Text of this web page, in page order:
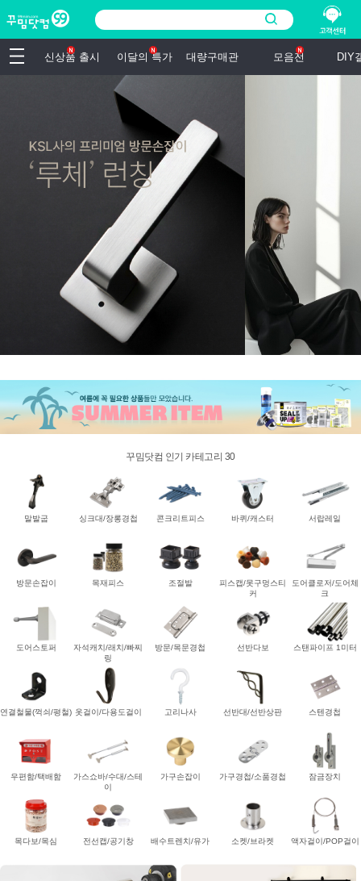
신상품 출시 이달의 특가 대량구매관 모음전 DIY
꾸밈닷컴 인기 카테고리 30
말발굽 싱크대/장롱경첩 콘크리트피스 바퀴/캐스터 서랍레일
방문손잡이 목재피스 조절발
피스캡/못구멍스티
커
도어클로저/도어체
크
도어스토퍼
자석캐치/래치/빠찌
링
방문/목문경첩 선반다보 스탠파이프 1미터
연결철물(꺽쇠/평철) 옷걸이/다용도걸이 고리나사 선반대/선반상판 스텐경첩
우편함/택배함
가스쇼바/수대/스테
이
가구손잡이 가구경첩/소품경첩 잠금장치
목다보/목심 전선캡/공기창 배수트렌치/유가 소켓/브라켓 액자걸이/POP걸이